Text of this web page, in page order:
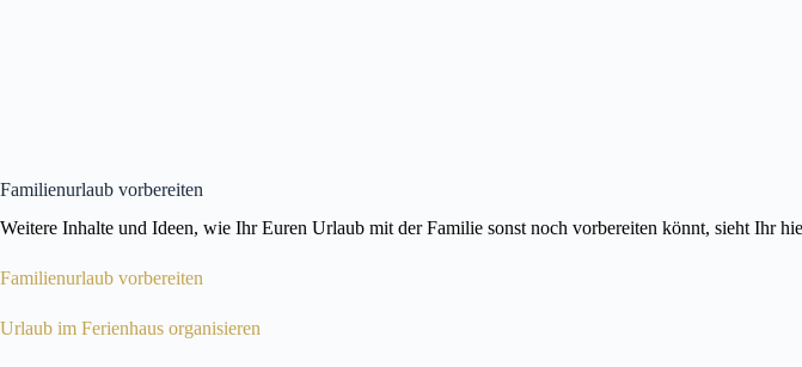
Familienurlaub vorbereiten
Weitere Inhalte und Ideen, wie Ihr Euren Urlaub mit der Familie sonst noch vorbereiten könnt, sieht Ihr
Familienurlaub vorbereiten
Urlaub im Ferienhaus organisieren